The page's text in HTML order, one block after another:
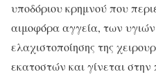
υποδόριου κρημνού που
αιμοφόρα αγγεία, των υγιών
ελαχιστοποίησης της
εκατοστών και γίνεται